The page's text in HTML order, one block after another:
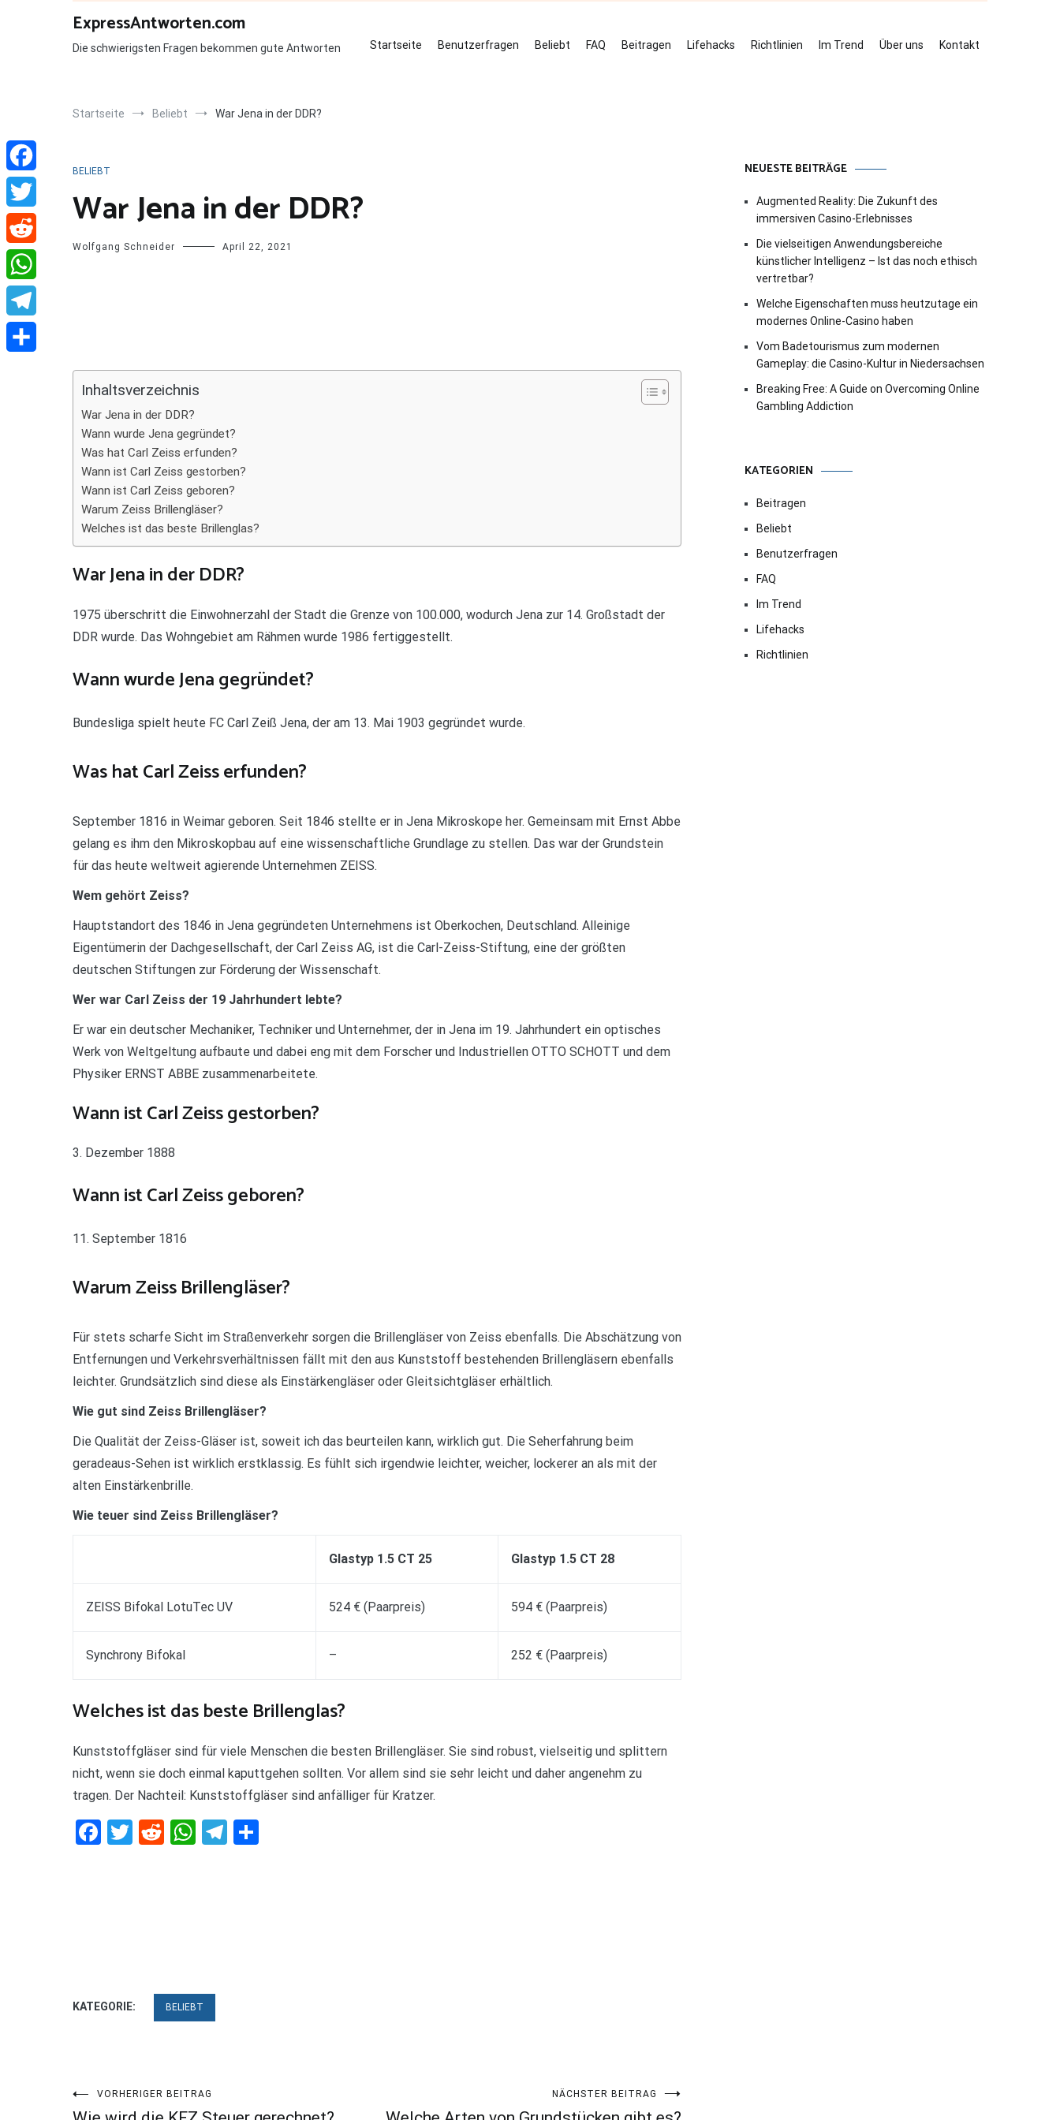
ExpressAntworten.com
Die schwierigsten Fragen bekommen gute Antworten Startseite Benutzerfragen Beliebt FAQ Beitragen Lifehacks Richtlinien Im Trend Über uns Kontakt
Startseite Beliebt War Jena in der DDR?
BELIEBT
War Jena in der DDR?
Wolfgang Schneider April 22, 2021
Inhaltsverzeichnis
War Jena in der DDR?
Wann wurde Jena gegründet?
Was hat Carl Zeiss erfunden?
Wann ist Carl Zeiss gestorben?
Wann ist Carl Zeiss geboren?
Warum Zeiss Brillengläser?
Welches ist das beste Brillenglas?
War Jena in der DDR?
1975 überschritt die Einwohnerzahl der Stadt die Grenze von 100.000, wodurch Jena zur 14. Großstadt der
DDR wurde. Das Wohngebiet am Rähmen wurde 1986 fertiggestellt.
Wann wurde Jena gegründet?
Bundesliga spielt heute FC Carl Zeiß Jena, der am 13. Mai 1903 gegründet wurde.
Was hat Carl Zeiss erfunden?
September 1816 in Weimar geboren. Seit 1846 stellte er in Jena Mikroskope her. Gemeinsam mit Ernst Abbe
gelang es ihm den Mikroskopbau auf eine wissenschaftliche Grundlage zu stellen. Das war der Grundstein
für das heute weltweit agierende Unternehmen ZEISS.
Wem gehört Zeiss?
Hauptstandort des 1846 in Jena gegründeten Unternehmens ist Oberkochen, Deutschland. Alleinige
Eigentümerin der Dachgesellschaft, der Carl Zeiss AG, ist die Carl-Zeiss-Stiftung, eine der größten
deutschen Stiftungen zur Förderung der Wissenschaft.
Wer war Carl Zeiss der 19 Jahrhundert lebte?
Er war ein deutscher Mechaniker, Techniker und Unternehmer, der in Jena im 19. Jahrhundert ein optisches
Werk von Weltgeltung aufbaute und dabei eng mit dem Forscher und Industriellen OTTO SCHOTT und dem
Physiker ERNST ABBE zusammenarbeitete.
Wann ist Carl Zeiss gestorben?
3. Dezember 1888
Wann ist Carl Zeiss geboren?
11. September 1816
Warum Zeiss Brillengläser?
Für stets scharfe Sicht im Straßenverkehr sorgen die Brillengläser von Zeiss ebenfalls. Die Abschätzung von
Entfernungen und Verkehrsverhältnissen fällt mit den aus Kunststoff bestehenden Brillengläsern ebenfalls
leichter. Grundsätzlich sind diese als Einstärkengläser oder Gleitsichtgläser erhältlich.
Wie gut sind Zeiss Brillengläser?
Die Qualität der Zeiss-Gläser ist, soweit ich das beurteilen kann, wirklich gut. Die Seherfahrung beim
geradeaus-Sehen ist wirklich erstklassig. Es fühlt sich irgendwie leichter, weicher, lockerer an als mit der
alten Einstärkenbrille.
Wie teuer sind Zeiss Brillengläser?
Glastyp 1.5 CT 25 Glastyp 1.5 CT 28
ZEISS Bifokal LotuTec UV 524 € (Paarpreis) 594 € (Paarpreis)
Synchrony Bifokal – 252 € (Paarpreis)
Welches ist das beste Brillenglas?
Kunststoffgläser sind für viele Menschen die besten Brillengläser. Sie sind robust, vielseitig und splittern
nicht, wenn sie doch einmal kaputtgehen sollten. Vor allem sind sie sehr leicht und daher angenehm zu
tragen. Der Nachteil: Kunststoffgläser sind anfälliger für Kratzer.
Facebook
Twitter
RedditWhatsApp
Telegram
KATEGORIE: BELIEBT
Beitragsnavigation
VORHERIGER BEITRAG NÄCHSTER BEITRAG
NEUESTE BEITRÄGE
Augmented Reality: Die Zukunft des
immersiven Casino-Erlebnisses
Die vielseitigen Anwendungsbereiche
künstlicher Intelligenz – Ist das noch ethisch
vertretbar?
Welche Eigenschaften muss heutzutage ein
modernes Online-Casino haben
Vom Badetourismus zum modernen
Gameplay: die Casino-Kultur in Niedersachsen
Breaking Free: A Guide on Overcoming Online
Gambling Addiction
KATEGORIEN
Beitragen
Beliebt
Benutzerfragen
FAQ
Im Trend
Lifehacks
Richtlinien
Facebook
Twitter
Reddit
WhatsApp
Telegram